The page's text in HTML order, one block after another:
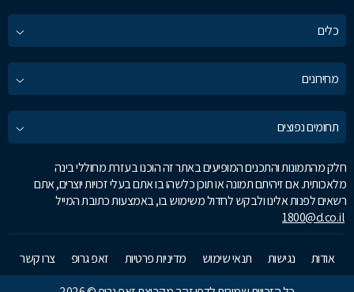
כלים
מחירונים
תחומים נפוצים
חלק מהתמונות והתכנים המופיעים באתר זה הוכנו בעזרת מחוללי בינה
מלאכותית. אם זיהיתם תמונה או תוכן כלשהו בו אתם בעלי זכויות יוצרים, אתם
רשאים לפנות אלינו ולבקש לחדול משימוש בו, באמצעות כתובת המייל
1800@d.co.il
אודות נגישות תנאי שימוש מדיניות פרטיות זאפ גרופ
צרו קשר